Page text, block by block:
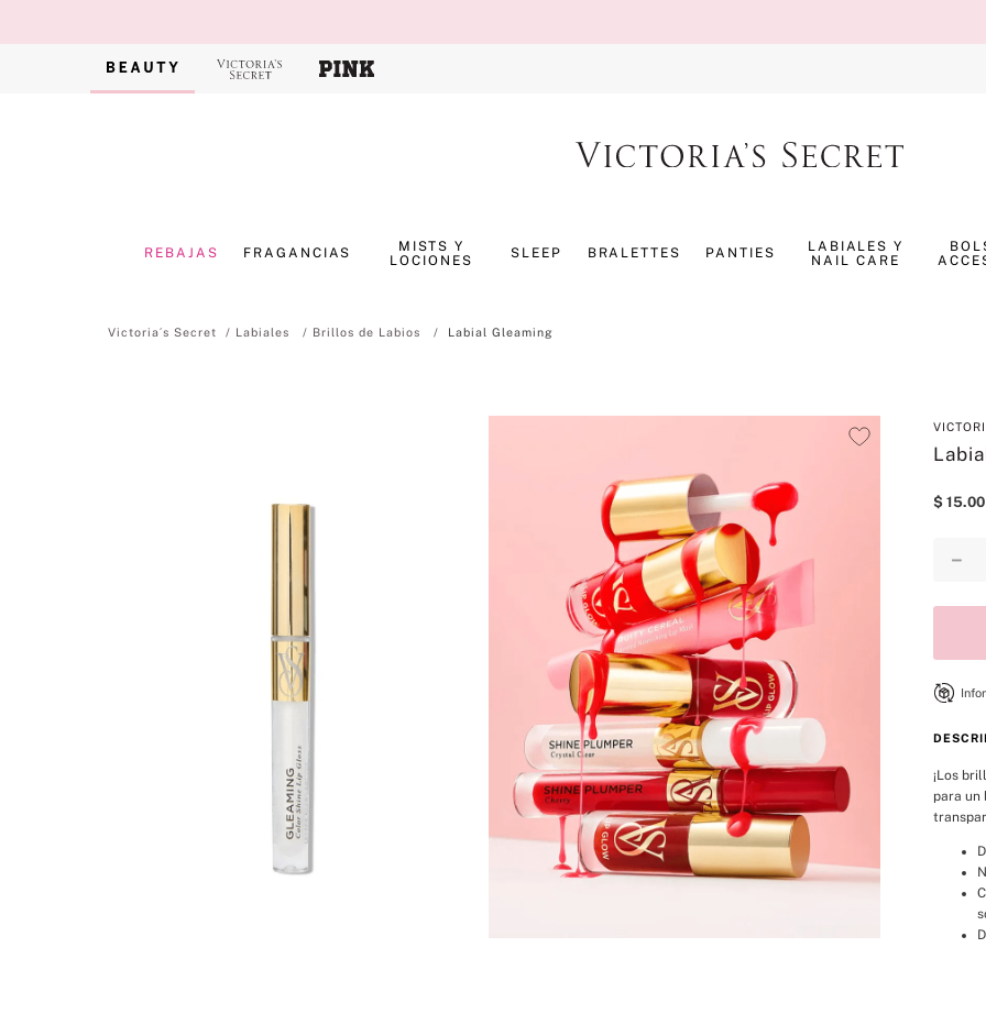
REBAJAS FRAGANCIAS
MISTS Y
LOCIONES
SLEEP BRALETTES PANTIES
LABIALES Y
NAIL CARE
Labiales Brillos de Labios Labial Gleaming
$ 15.00
－
¡Los
para un
8.
bare vanilla
9.
coconut
10. bare